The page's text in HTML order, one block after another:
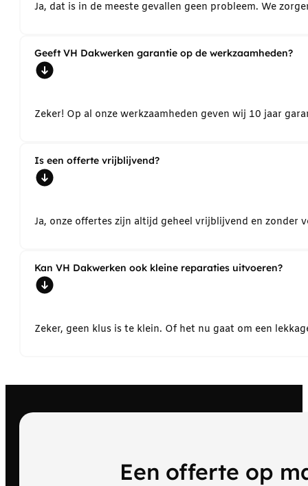
Ja, dat is in de meeste gevallen geen probleem. We
Geeft VH Dakwerken garantie op de werkzaamheden?
Zeker! Op al onze werkzaamheden geven wij 10 jaar
Is een offerte vrijblijvend?
Ja, onze offertes zijn altijd geheel vrijblijvend en
Kan VH Dakwerken ook kleine reparaties uitvoeren?
Zeker, geen klus is te klein. Of het nu gaat om een
Een offerte op